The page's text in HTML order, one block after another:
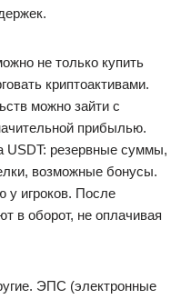
не только купить
криптоактивами.
можно зайти с
прибылью.
USDT: резервные суммы,
возможные бонусы.
у игроков. После
в оборот, не оплачивая
ЭПС (электронные